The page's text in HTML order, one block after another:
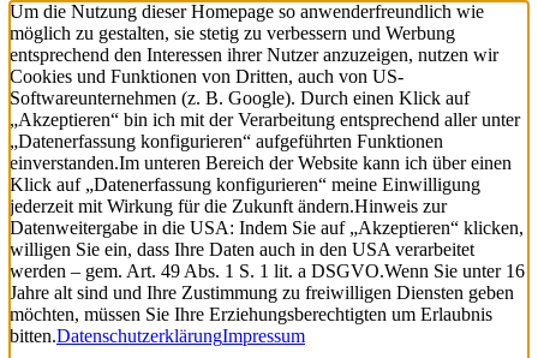
Um die Nutzung dieser Homepage so anwenderfreundlich wie
möglich zu gestalten, sie stetig zu verbessern und Werbung
entsprechend den Interessen ihrer Nutzer anzuzeigen, nutzen wir
Cookies und Funktionen von Dritten, auch von US-
Softwareunternehmen (z. B. Google). Durch einen Klick auf
„Akzeptieren“ bin ich mit der Verarbeitung entsprechend aller unter
„Datenerfassung konfigurieren“ aufgeführten Funktionen
einverstanden.Im unteren Bereich der Website kann ich über einen
Klick auf „Datenerfassung konfigurieren“ meine Einwilligung
jederzeit mit Wirkung für die Zukunft ändern.Hinweis zur
Datenweitergabe in die USA: Indem Sie auf „Akzeptieren“ klicken,
willigen Sie ein, dass Ihre Daten auch in den USA verarbeitet
werden – gem. Art. 49 Abs. 1 S. 1 lit. a DSGVO.Wenn Sie unter 16
Jahre alt sind und Ihre Zustimmung zu freiwilligen Diensten geben
möchten, müssen Sie Ihre Erziehungsberechtigten um Erlaubnis
bitten.DatenschutzerklärungImpressum